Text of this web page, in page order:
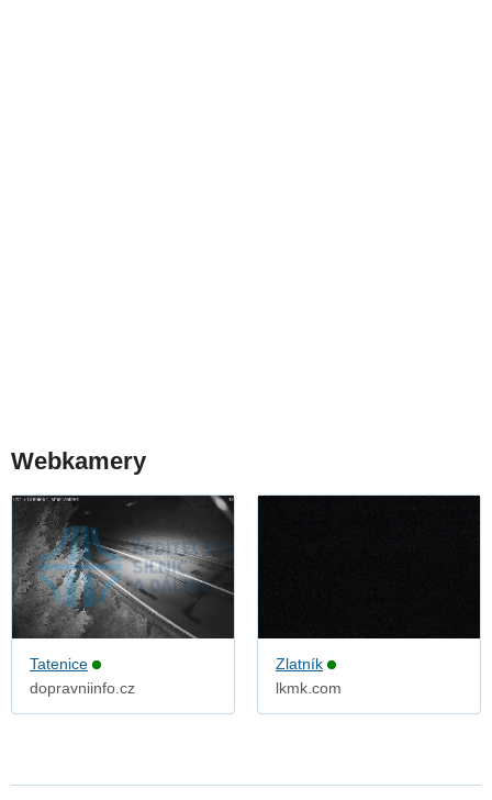
Webkamery
Tatenice
dopravniinfo.cz
Zlatník
lkmk.com